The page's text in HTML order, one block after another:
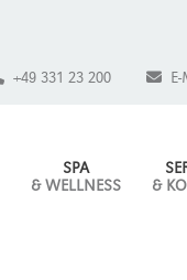
+49 331 23 200
SPA
& WELLNESS
&